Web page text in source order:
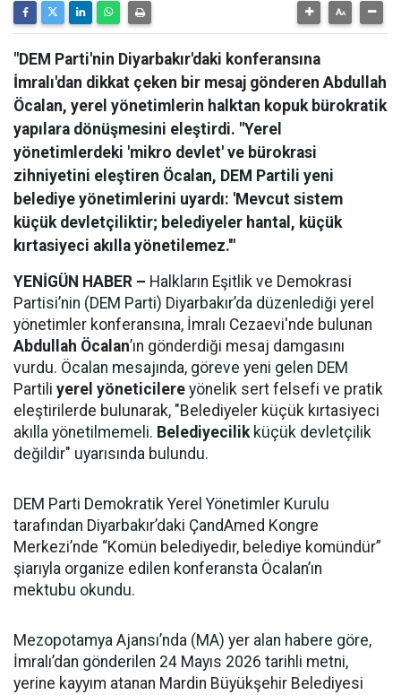
"DEM Parti'nin Diyarbakır'daki konferansına
İmralı'dan dikkat çeken bir mesaj gönderen Abdullah
Öcalan, yerel yönetimlerin halktan kopuk bürokratik
yapılara dönüşmesini eleştirdi. "Yerel
yönetimlerdeki 'mikro devlet' ve bürokrasi
zihniyetini eleştiren Öcalan, DEM Partili yeni
belediye yönetimlerini uyardı: 'Mevcut sistem
küçük devletçiliktir; belediyeler hantal, küçük
kırtasiyeci akılla yönetilemez.'"
YENİGÜN HABER – Halkların Eşitlik ve Demokrasi
Partisi’nin (DEM Parti) Diyarbakır’da düzenlediği yerel
yönetimler konferansına, İmralı Cezaevi'nde bulunan
Abdullah Öcalan’ın gönderdiği mesaj damgasını
vurdu. Öcalan mesajında, göreve yeni gelen DEM
Partili yerel yöneticilere yönelik sert felsefi ve pratik
eleştirilerde bulunarak, "Belediyeler küçük kırtasiyeci
akılla yönetilmemeli. Belediyecilikküçük devletçilik
değildir" uyarısında bulundu.
DEM Parti Demokratik Yerel Yönetimler Kurulu
tarafından Diyarbakır’daki ÇandAmed Kongre
Merkezi’nde “Komün belediyedir, belediye komündür”
şiarıyla organize edilen konferansta Öcalan’ın
mektubu okundu.
Mezopotamya Ajansı’nda (MA) yer alan habere göre,
İmralı’dan gönderilen 24 Mayıs 2026 tarihli metni,
yerine kayyım atanan Mardin Büyükşehir Belediyesi